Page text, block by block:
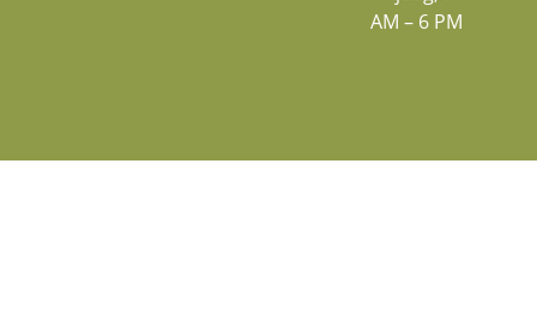
AM – 6 PM